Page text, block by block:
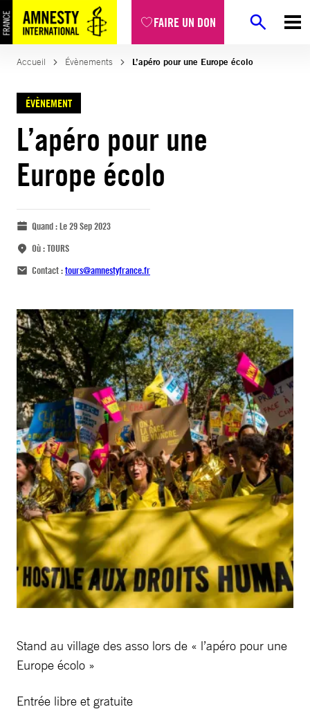
FAIRE UN DON
Accueil Évènements L’apéro pour une Europe écolo
ÉVÈNEMENT
L’apéro pour une
Europe écolo
Quand :Le 29 Sep 2023
Où :TOURS
Contact :tours@amnestyfrance.fr
Stand au village des asso lors de « l’apéro pour une
Europe écolo »
Entrée libre et gratuite